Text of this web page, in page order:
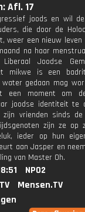
Afl. 17
joods en wil
die door de
weer een nieuw leven
na haar
Joodse
mikwe is een
gedaan mag
een moment om
joodse identiteit te
vrienden sinds de
zijn ze op
ieder op hun
aan Jasper en
van Master Oh.
NPO2
Mensen.TV